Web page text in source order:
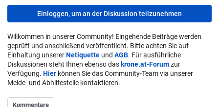
Einloggen, um an der Diskussion teilzunehmen
Willkommen in unserer Community! Eingehende Beiträge werden
geprüft und anschließend veröffentlicht. Bitte achten Sie auf
Einhaltung unsererNetiquette und AGB. Für ausführliche
Diskussionen steht Ihnen ebenso das krone.at-Forumzur
Verfügung. Hier können Sie das Community-Team via unserer
Melde- und Abhilfestelle kontaktieren.